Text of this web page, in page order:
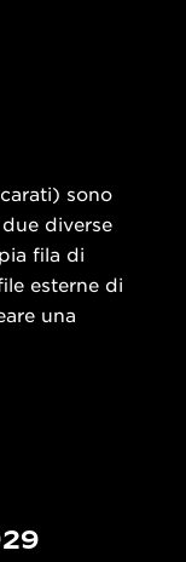
sono
diverse
fila di
esterne di
una